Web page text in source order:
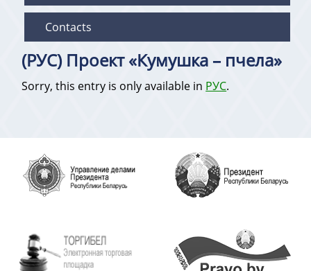
Contacts
(РУС) Проект «Кумушка – пчела»
Sorry, this entry is only available in РУС.